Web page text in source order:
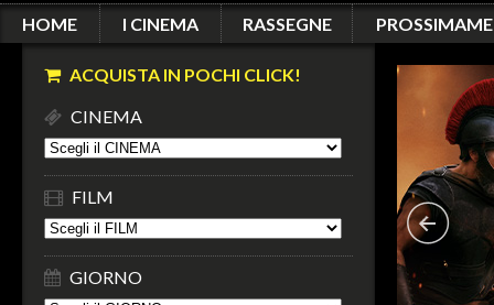
HOME I CINEMA RASSEGNE
ACQUISTA IN POCHI CLICK!
CINEMA
FILM
GIORNO